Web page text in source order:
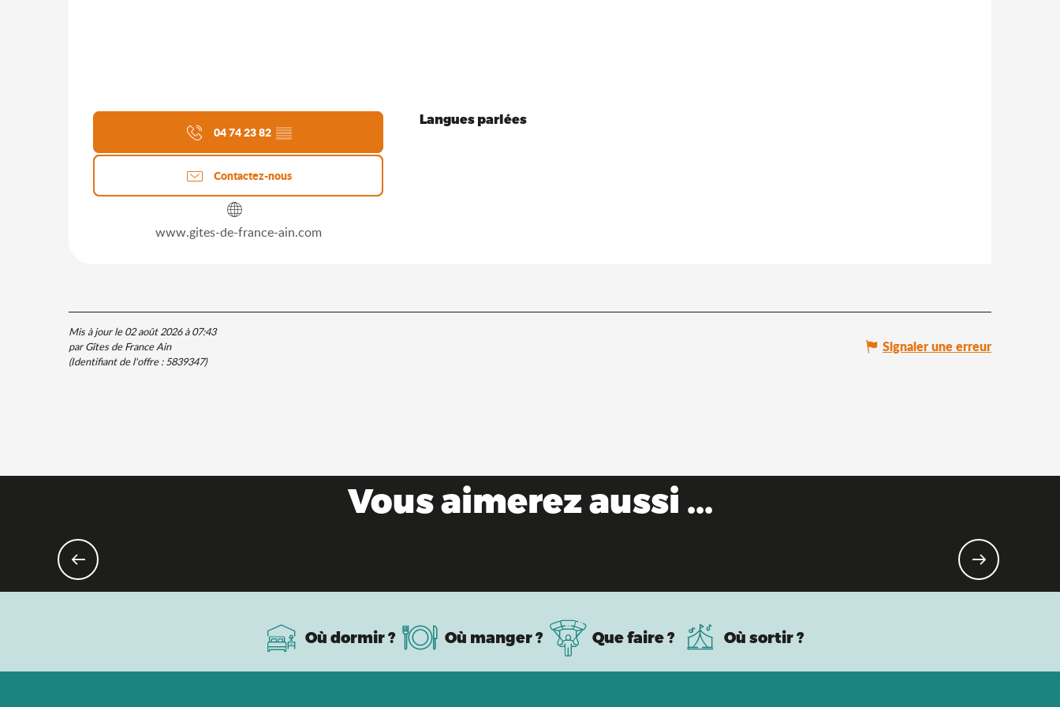
04 74 23 82 ▒▒
Contactez-nous
www.gites-de-france-ain.com
Langues parlées
Langues parlées
Mis à jour le 02 août 2026 à 07:43
par Gîtes de France Ain
(Identifiant de l'offre :5839347)
Signaler une erreur
Vous aimerez aussi ...
Où dormir ? Où manger ? Que faire ? Où sortir ?